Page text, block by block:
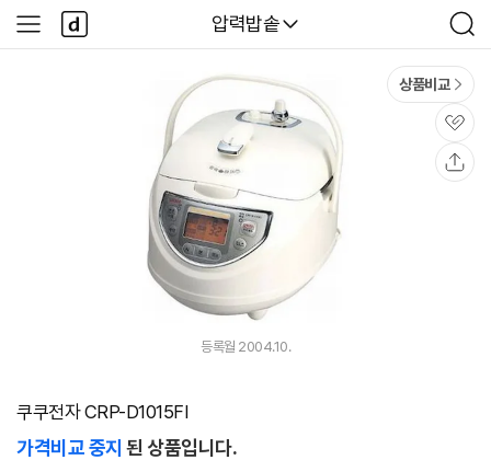
다나와
압력밥솥
검
색
사
이
다
나
와
상품비교
관
심
등록월 2004.10.
쿠쿠전자 CRP-D1015FI
가격비교 중지 된 상품입니다.